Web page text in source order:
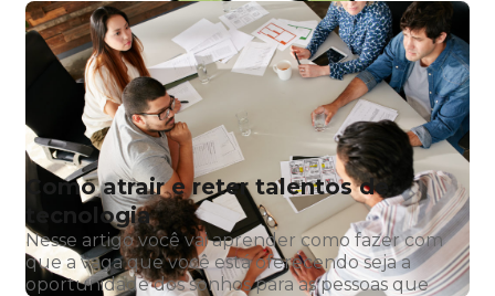
Como atrair e reter talentos de
tecnologia
Nesse artigo você vai aprender como fazer com
que a vaga que você está oferecendo seja a
oportunidade dos sonhos para as pessoas que